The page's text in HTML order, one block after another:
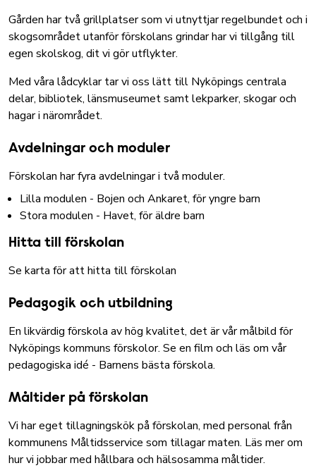
Gården har två grillplatser som vi utnyttjar regelbundet och i
skogsområdet utanför förskolans grindar har vi tillgång till
egen skolskog, dit vi gör utflykter.
Med våra lådcyklar tar vi oss lätt till Nyköpings centrala
delar, bibliotek, länsmuseumet samt lekparker, skogar och
hagar i närområdet.
Avdelningar och moduler
Förskolan har fyra avdelningar i två moduler.
Lilla modulen - Bojen och Ankaret, för yngre barn
Stora modulen - Havet, för äldre barn
Hitta till förskolan
Se karta för att hitta till förskolan
Pedagogik och utbildning
En likvärdig förskola av hög kvalitet, det är vår målbild för
Nyköpings kommuns förskolor. Se en film och läs om vår
pedagogiska idé - Barnens bästa förskola.
Måltider på förskolan
Vi har eget tillagningskök på förskolan, med personal från
kommunens Måltidsservice som tillagar maten. Läs mer om
hur vi jobbar med hållbara och hälsosamma måltider.